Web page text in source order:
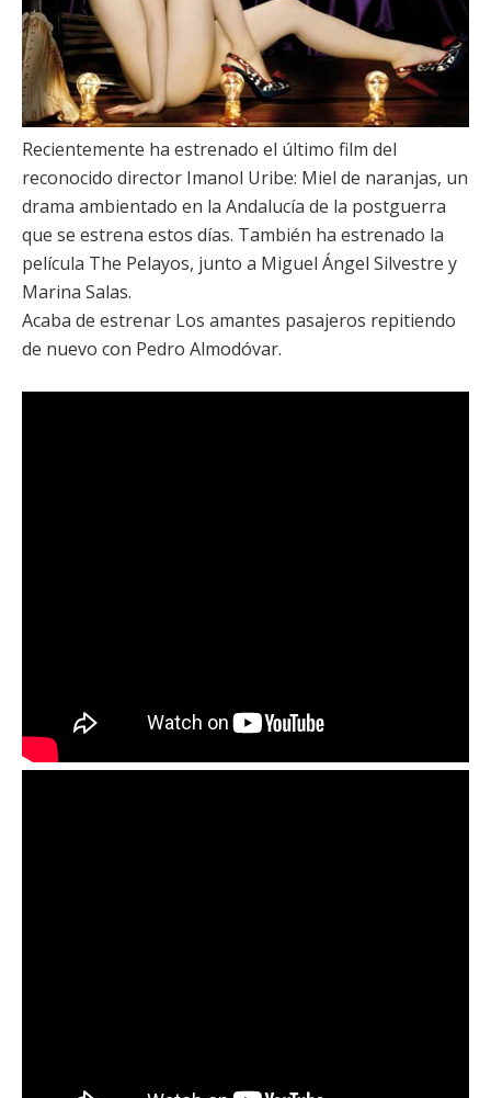
Recientemente ha estrenado el último film del
reconocido director Imanol Uribe: Miel de naranjas, un
drama ambientado en la Andalucía de la postguerra
que se estrena estos días. También ha estrenado la
película The Pelayos, junto a Miguel Ángel Silvestre y
Marina Salas.
Acaba de estrenar Los amantes pasajeros repitiendo
de nuevo con Pedro Almodóvar.